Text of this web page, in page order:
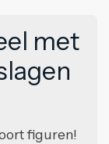
met
figuren!